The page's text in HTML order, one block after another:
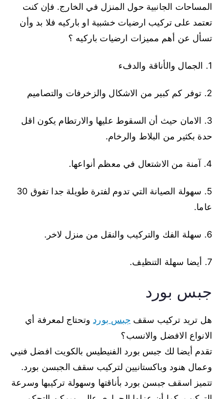
المساحات الجانبية حول المنزل في الخارج. فإن كنت
تعتمد على تركيب ارضيات خشبية او باركيه فلا بد وأن
تسأل عن أهم مميزات ارضيات باركيه ؟
1. الجمال والأناقة والدفء
2. توفر كم كبير من الاشكال والزخرفات والتصاميم
3. الامان حيث أن السقوط عليها والارتطام يكون اقل
حدة بكثير من البلاط والرخام.
4. آمنة من الاشتعال في معظم أنواعها.
5. سهولة الصيانة التي تدوم لفترة طويلة جدا تفوق 30
عاما.
6. سهلة الفك والتركيب والنقل من منزل لاخر.
7. أيضا سهلة التنظيف.
جبس بورد
هل تريد تركيب سقف جبس بورد وتحتاج لمعرفة أي
الانواع الافضل والانسب؟
تقدم أيضا لك جبس بورد الفنيطيس بالكويت افضل فنيي
وعمال هنود وباكستانيين لتركيب سقف الجبسن بورد.
تتميز اسقف جبسن بورد بأناقتها وسهولة تركيبها وسرعة